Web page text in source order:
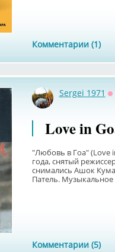
Комментарии (1)
Sergei 1971
Love in
"Любовь в Гоа" (Love
года, снятый
снимались Ашок
Патель.
Комментарии (5)